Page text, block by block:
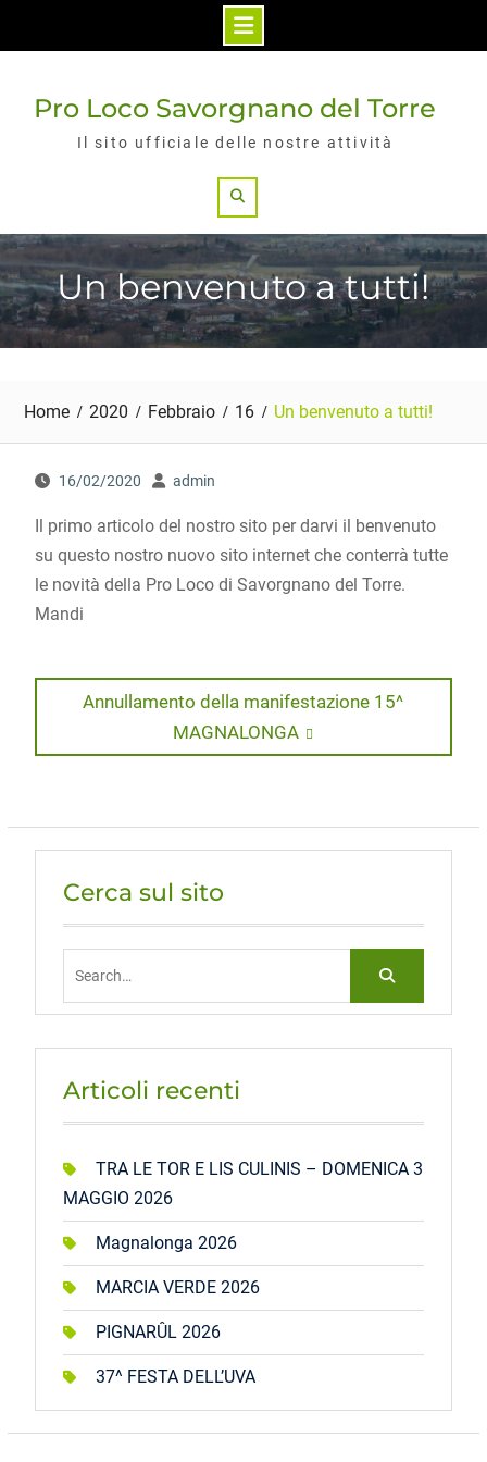
contentPro Loco Savorgnano del Torre
Il sito ufficiale delle nostre attività
Un benvenuto a tutti!
Home 2020 Febbraio 16 Un benvenuto a tutti!
16/02/2020 admin
Il primo articolo del nostro sito per darvi il benvenuto
su questo nostro nuovo sito internet che conterrà tutte
le novità della Pro Loco di Savorgnano del Torre.
Mandi
Navigazione
Next
Annullamento della manifestazione 15^
MAGNALONGA
Cerca sul sito
Articoli recenti
TRA LE TOR E LIS CULINIS – DOMENICA 3
MAGGIO 2026
Magnalonga 2026
MARCIA VERDE 2026
PIGNARÛL 2026
37^ FESTA DELL’UVA